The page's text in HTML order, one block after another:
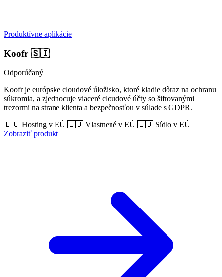
Produktívne aplikácie
Koofr 🇸🇮
Odporúčaný
Koofr je európske cloudové úložisko, ktoré kladie dôraz na ochranu
súkromia, a zjednocuje viaceré cloudové účty so šifrovanými
trezormi na strane klienta a bezpečnosťou v súlade s GDPR.
🇪🇺 Hosting v EÚ 🇪🇺 Vlastnené v EÚ 🇪🇺 Sídlo v EÚ
Zobraziť produkt